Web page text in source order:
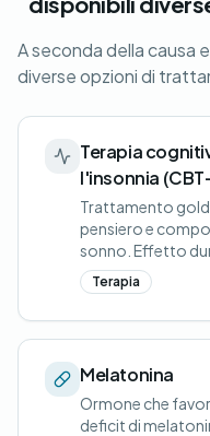
A seconda della causa
diverse opzioni di
Terapia
l'insonnia
Trattamento gold
pensiero e
sonno. Effetto
Terapia
Melatonina
Ormone che
deficit di